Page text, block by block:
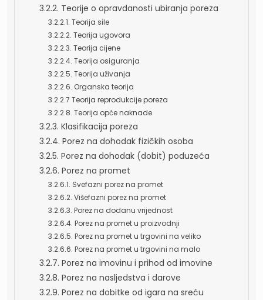
3.2.2. Teorije o opravdanosti ubiranja poreza
3.2.2.1. Teorija sile
3.2.2.2. Teorija ugovora
3.2.2.3. Teorija cijene
3.2.2.4. Teorija osiguranja
3.2.2.5. Teorija uživanja
3.2.2.6. Organska teorija
3.2.2.7 Teorija reprodukcije poreza
3.2.2.8. Teorija opće naknade
3.2.3. Klasifikacija poreza
3.2.4. Porez na dohodak fizičkih osoba
3.2.5. Porez na dohodak (dobit) poduzeća
3.2.6. Porez na promet
3.2.6.1. Svefazni porez na promet
3.2.6.2. Višefazni porez na promet
3.2.6.3. Porez na dodanu vrijednost
3.2.6.4. Porez na promet u proizvodnji
3.2.6.5. Porez na promet u trgovini na veliko
3.2.6.6. Porez na promet u trgovini na malo
3.2.7. Porez na imovinu i prihod od imovine
3.2.8. Porez na nasljedstva i darove
3.2.9. Porez na dobitke od igara na sreću